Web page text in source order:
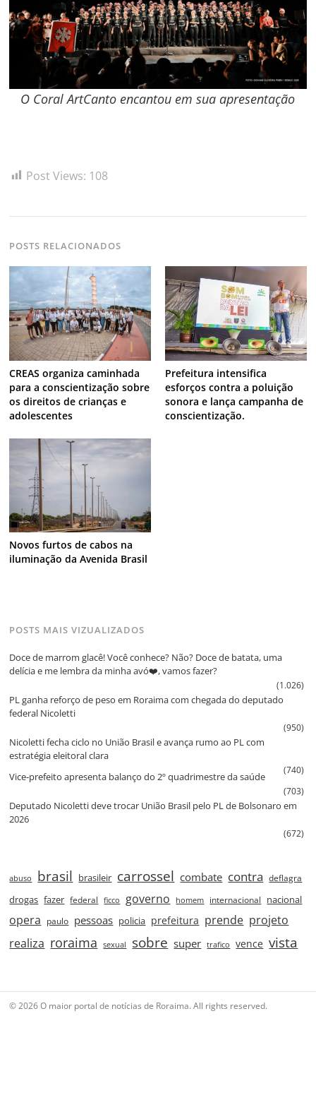
O Coral ArtCanto encantou em sua apresentação
Post Views: 108
POSTS RELACIONADOS
CREAS organiza caminhada
para a conscientização sobre
os direitos de crianças e
adolescentes
Prefeitura intensifica
esforços contra a poluição
sonora e lança campanha de
conscientização.
Novos furtos de cabos na
iluminação da Avenida Brasil
POSTS MAIS VIZUALIZADOS
Doce de marrom glacê! Você conhece? Não? Doce de batata, uma
delícia e me lembra da minha avó❤️, vamos fazer?
(1.026)
PL ganha reforço de peso em Roraima com chegada do deputado
federal Nicoletti
(950)
Nicoletti fecha ciclo no União Brasil e avança rumo ao PL com
estratégia eleitoral clara
(740)
Vice‑prefeito apresenta balanço do 2º quadrimestre da saúde
(703)
Deputado Nicoletti deve trocar União Brasil pelo PL de Bolsonaro em
2026
(672)
abuso brasil brasileir carrossel combate contra deflagra
drogas fazer federal ficco governo homem internacional nacional
opera paulo pessoas policia prefeitura prende projeto
realiza roraima sexual sobre super trafico vence vista
© 2026 O maior portal de notícias de Roraima. All rights reserved.